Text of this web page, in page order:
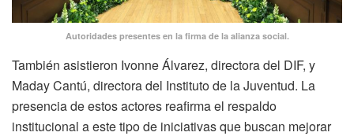
Autoridades presentes en la firma de la alianza social.
También asistieron Ivonne Álvarez, directora del DIF, y
Maday Cantú, directora del Instituto de la Juventud. La
presencia de estos actores reafirma el respaldo
institucional a este tipo de iniciativas que buscan mejorar